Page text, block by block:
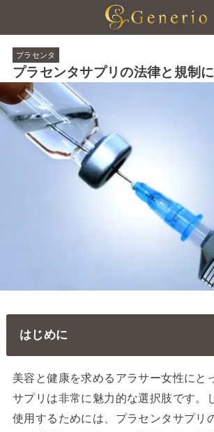
プラセンタ
プラセンタサプリの法律と規制
はじめに
美容と健康を求めるアラサー女性にと
サプリは非常に魅力的な選択肢です。
使用するためには、プラセンタサプリ